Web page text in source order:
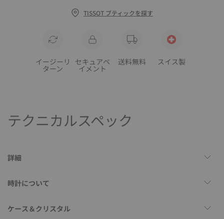
TISSOT ブティックを探す
イージーリ
ターン
セキュアペ
イメント
送料無料 スイス製
テクニカルスペック
詳細
時計について
ケース＆クリスタル